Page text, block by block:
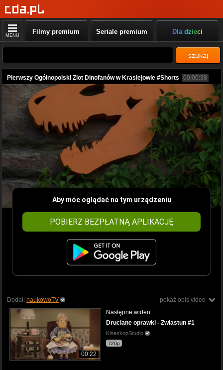
MENU Filmy premium Seriale premium Dla dzieci
szukaj
Pierwszy Ogólnopolski Zlot Dinofanów w Krasiejowie #Shorts 00:00:38
Aby móc oglądać na tym urządzeniu
POBIERZ BEZPŁATNĄ APLIKACJĘ
pokaż opis video
Dodał: naukowoTV
00:22
Następne wideo:
Druciane oprawki - Zwiastun #1
KineskopStudio
720p